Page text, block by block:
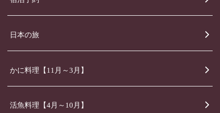
日本の旅
かに料理【11月～3月】
活魚料理【4月～10月】